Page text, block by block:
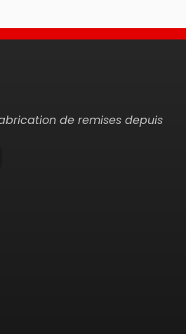
de remises depuis